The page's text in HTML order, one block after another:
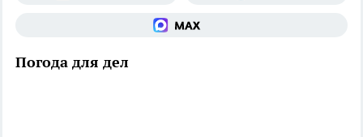
Погода для дел